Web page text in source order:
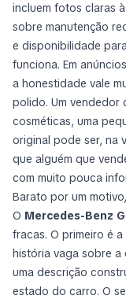
incluem fotos claras
sobre manutenção
e disponibilidade
funciona. Em
a honestidade vale
polido. Um vendedor
cosméticas, uma
original pode ser, na
que alguém que
com muito pouca
Barato por um
O Mercedes-Benz
fracas. O primeiro é
história vaga sobre a
uma descrição
estado do carro. O